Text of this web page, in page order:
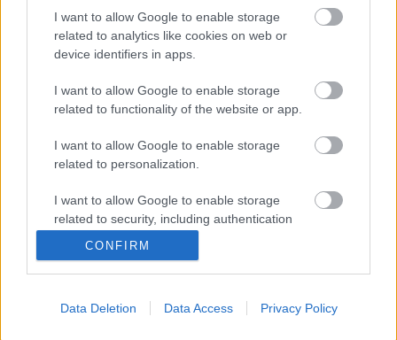
I want to allow Google to enable storage
related to analytics like cookies on web or
device identifiers in apps.
I want to allow Google to enable storage
related to functionality of the website or app.
I want to allow Google to enable storage
related to personalization.
I want to allow Google to enable storage
related to security, including authentication
CONFIRM
Data Deletion Data Access Privacy Policy
Egyhetes országos ellenőrzést tart a
rendőrség a utakon
Amire többmillióan vártunk: szombattól
másodfokúra csökken a riasztás
KIEMELT
Kecskeméten is szakirányú
Egyetem